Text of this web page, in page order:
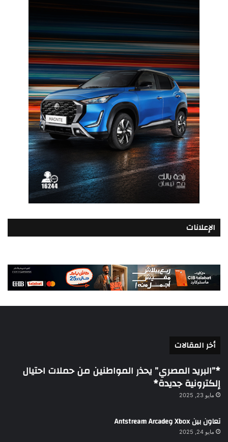
الإعلانات
أخر المقالات
*”البريد المصري” يحذر المواطنين من حملات احتيال
إلكترونية جديدة*
مايو 23, 2025
تعاون بين Xbox وAntstream Arcade
مايو 24, 2025